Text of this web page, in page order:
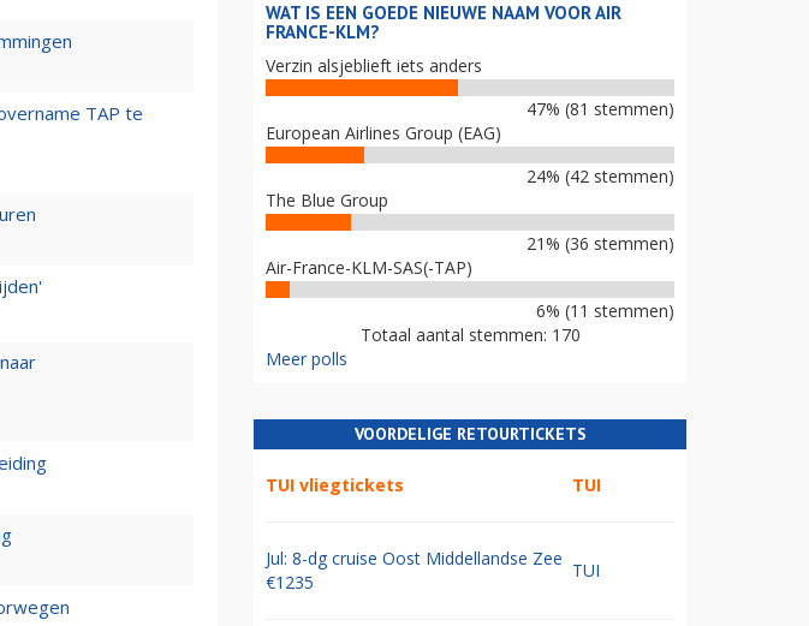
TAP te
WAT IS EEN GOEDE NIEUWE NAAM VOOR AIR
FRANCE-KLM?
Verzin alsjeblieft iets anders
47% (81 stemmen)
European Airlines Group (EAG)
24% (42 stemmen)
The Blue Group
21% (36 stemmen)
Air-France-KLM-SAS(-TAP)
6% (11 stemmen)
Totaal aantal stemmen: 170
Meer polls
VOORDELIGE RETOURTICKETS
TUI vliegtickets TUI
Jul: 8-dg cruise Oost Middellandse Zee
€1235
TUI